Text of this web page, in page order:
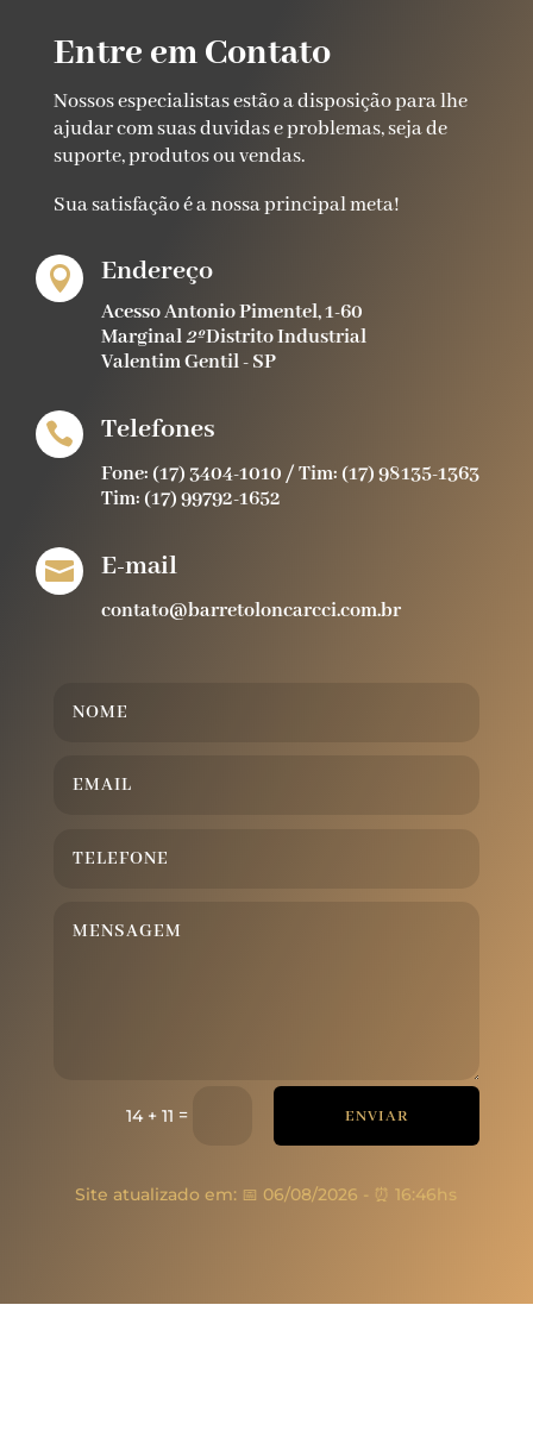
Entre em Contato
Nossos especialistas estão a disposição para lhe
ajudar com suas duvidas e problemas, seja de
suporte, produtos ou vendas.
Sua satisfação é a nossa principal meta!
 Endereço
Acesso Antonio Pimentel, 1-60
Marginal2ºDistrito Industrial
Valentim Gentil - SP
 Telefones
Fone: (17) 3404-1010 / Tim: (17) 98135-1363
Tim: (17) 99792-1652
 E-mail
contato@barretoloncarcci.com.br
14 + 11 = ENVIAR
Site atualizado em: 📅 06/08/2026 - ⏰ 16:46hs